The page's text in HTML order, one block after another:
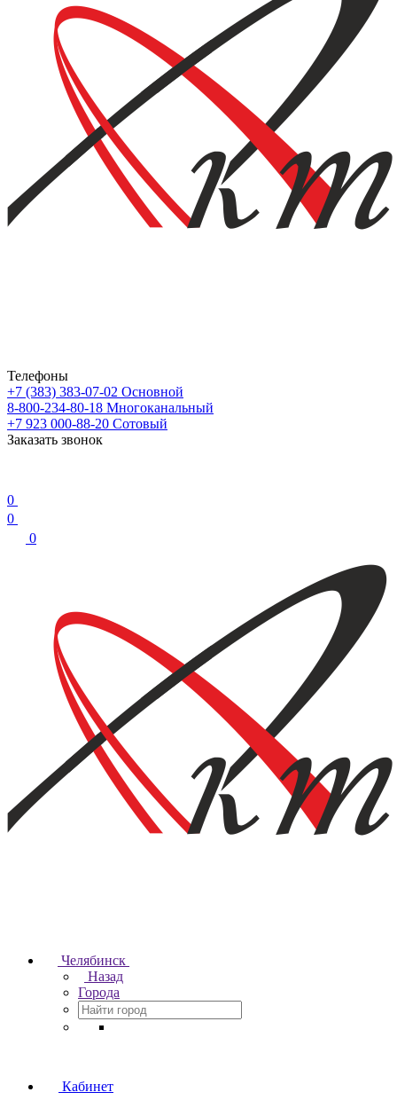
Телефоны
+7 (383) 383-07-02 Основной
8-800-234-80-18 Многоканальный
+7 923 000-88-20 Сотовый
Заказать звонок
0
0
0
Челябинск
Назад
Города
Кабинет